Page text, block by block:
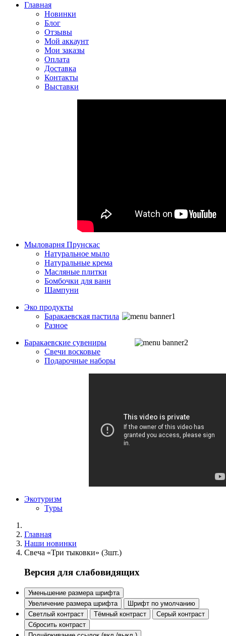
Главная
Новинки
Блог
Отзывы
Мой аккаунт
Мои заказы
Оплата
Доставка
Контакты
Выставки
Мыловарня Прунскас
Натуральное мыло
Натуральные крема
Масляные плитки
Бомбочки для ванн
Шампуни
Эко продукты
Баракаевская пастила
Разное
Баракаевские сувениры
Свечи восковые
Подарочные наборы
Экотуризм
Туры
Главная
Наши новинки
Свеча «Три тыковки» (3шт.)
Версия для слабовидящих
Уменьшение размера шрифта
Увеличение размера шрифта
Шрифт по умолчанию
Светлый контраст
Тёмный контраст
Серый контраст
Сбросить контраст